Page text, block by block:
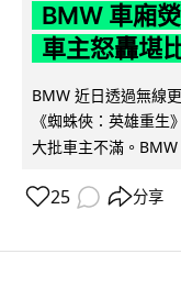
BMW 車廂
車主怒轟堪
BMW 近日透過無線
《蜘蛛俠：英雄重
大批車主不滿。BMW
25 分享